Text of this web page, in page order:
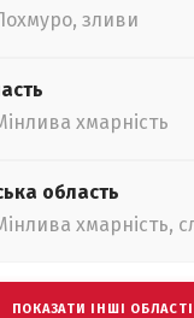
зливи
хмарність
область
хмарність,
ПОКАЗАТИ ІНШІ ОБЛАСТІ